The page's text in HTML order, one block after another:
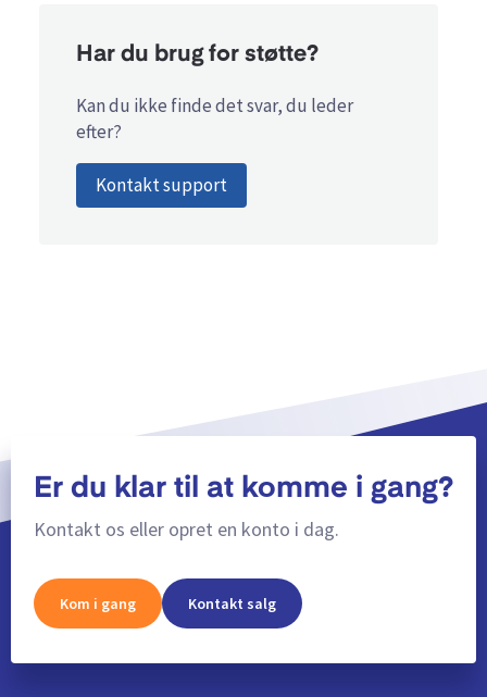
Har du brug for støtte?
Kan du ikke finde det svar, du leder
efter?
Kontakt support
Er du klar til at komme i gang?
Kontakt os eller opret en konto i dag.
Kom i gang Kontakt salg